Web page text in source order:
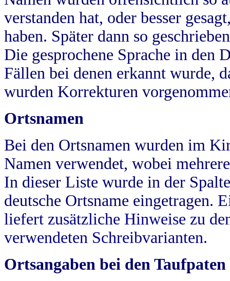
verstanden hat, oder besser
haben. Später dann so
Die gesprochene Sprache in
Fällen bei denen erkannt wurde,
wurden Korrekturen
Ortsnamen
Bei den Ortsnamen wurden im
Namen verwendet, wobei
In dieser Liste wurde in der
deutsche Ortsname eingetragen.
liefert zusätzliche Hinweise zu
verwendeten Schreibvarianten.
Ortsangaben bei den Taufpaten